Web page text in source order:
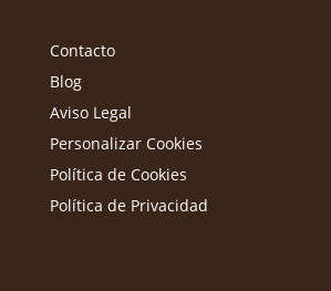
Contacto
Blog
Aviso Legal
Personalizar Cookies
Política de Cookies
Política de Privacidad